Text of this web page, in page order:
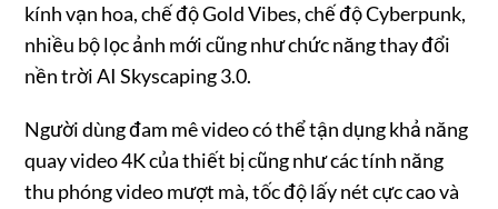
kính vạn hoa, chế độ Gold Vibes, chế độ Cyberpunk,
nhiều bộ lọc ảnh mới cũng như chức năng thay đổi
nền trời AI Skyscaping 3.0.
Người dùng đam mê video có thể tận dụng khả năng
quay video 4K của thiết bị cũng như các tính năng
thu phóng video mượt mà, tốc độ lấy nét cực cao và